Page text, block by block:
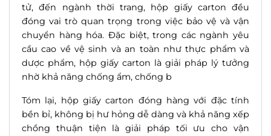
tử, đến ngành thời trang, hộp giấy carton đều
đóng vai trò quan trọng trong việc bảo vệ và vận
chuyển hàng hóa. Đặc biệt, trong các ngành yêu
cầu cao về vệ sinh và an toàn như thực phẩm và
dược phẩm, hộp giấy carton là giải pháp lý tưởng
nhờ khả năng chống ẩm, chống b
Tóm lại, hộp giấy carton đóng hàng với đặc tính
bền bỉ, không bị hư hỏng dễ dàng và khả năng xếp
chồng thuận tiện là giải pháp tối ưu cho vận